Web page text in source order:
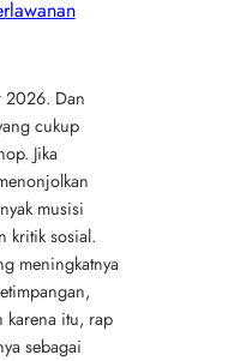
2026. Dan
cukup
Jika
musisi
kritik sosial.
meningkatnya
karena itu, rap
sebagai